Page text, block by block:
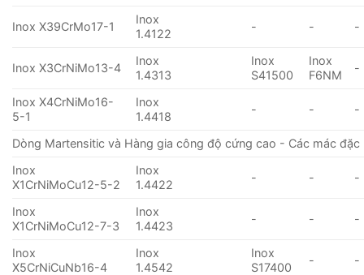
Inox X39CrMo17-1
Inox
1.4122
- - -
Inox X3CrNiMo13-4
Inox
1.4313
Inox
S41500
Inox
F6NM
-
Inox X4CrNiMo16-
5-1
Inox
1.4418
- - -
Dòng Martensitic và Hàng gia công độ cứng cao - Các mác đặc
Inox
X1CrNiMoCu12-5-2
Inox
1.4422
- - -
Inox
X1CrNiMoCu12-7-3
Inox
1.4423
- - -
Inox
X5CrNiCuNb16-4
Inox
1.4542
Inox
S17400
- -